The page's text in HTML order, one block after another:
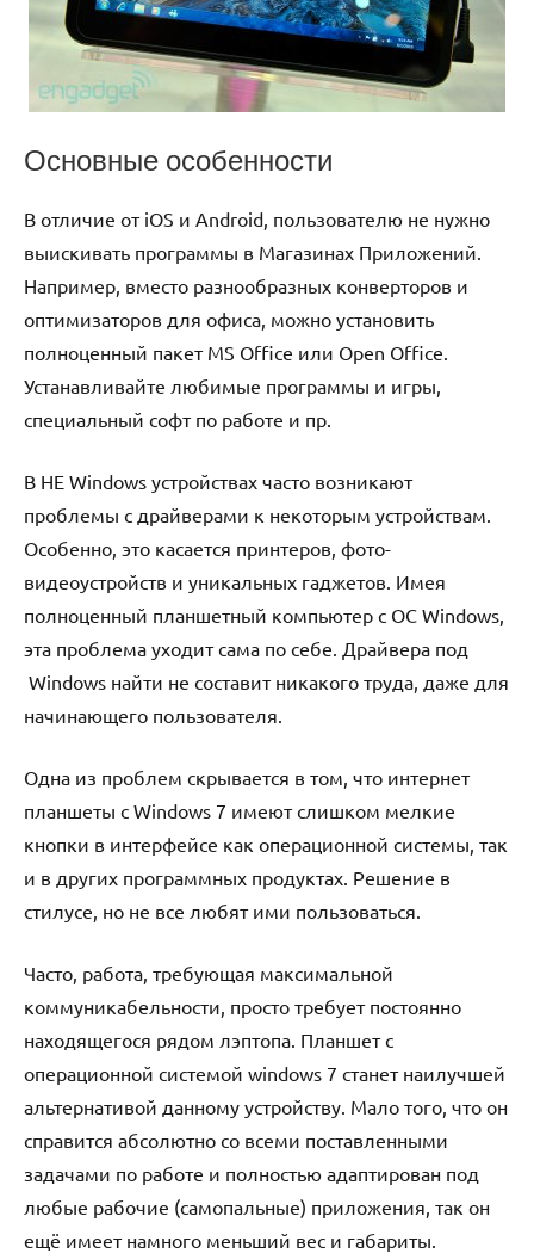
Основные особенности
В отличие от iOS и Android, пользователю не нужно
выискивать программы в Магазинах Приложений.
Например, вместо разнообразных конверторов и
оптимизаторов для офиса, можно установить
полноценный пакет MS Office или Open Office.
Устанавливайте любимые программы и игры,
специальный софт по работе и пр.
В НЕ Windows устройствах часто возникают
проблемы с драйверами к некоторым устройствам.
Особенно, это касается принтеров, фото-
видеоустройств и уникальных гаджетов. Имея
полноценный планшетный компьютер с ОС Windows,
эта проблема уходит сама по себе. Драйвера под
Windows найти не составит никакого труда, даже для
начинающего пользователя.
Одна из проблем скрывается в том, что интернет
планшеты с Windows 7 имеют слишком мелкие
кнопки в интерфейсе как операционной системы, так
и в других программных продуктах. Решение в
стилусе, но не все любят ими пользоваться.
Часто, работа, требующая максимальной
коммуникабельности, просто требует постоянно
находящегося рядом лэптопа. Планшет с
операционной системой windows 7 станет наилучшей
альтернативой данному устройству. Мало того, что он
справится абсолютно со всеми поставленными
задачами по работе и полностью адаптирован под
любые рабочие (самопальные) приложения, так он
ещё имеет намного меньший вес и габариты.